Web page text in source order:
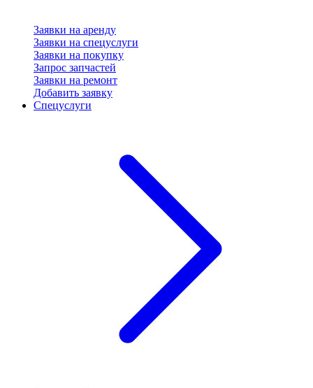
Заявки на аренду
Заявки на спецуслуги
Заявки на покупку
Запрос запчастей
Заявки на ремонт
Добавить заявку
Спецуслуги